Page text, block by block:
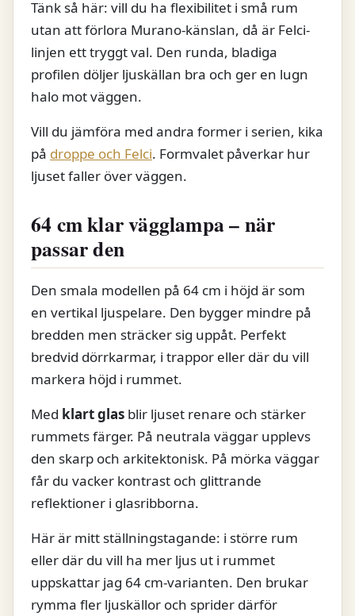
Tänk så här: vill du ha flexibilitet i små rum
utan att förlora Murano-känslan, då är Felci-
linjen ett tryggt val. Den runda, bladiga
profilen döljer ljuskällan bra och ger en lugn
halo mot väggen.
Vill du jämföra med andra former i serien, kika
på droppe och Felci. Formvalet påverkar hur
ljuset faller över väggen.
64 cm klar vägglampa – när
passar den
Den smala modellen på 64 cm i höjd är som
en vertikal ljuspelare. Den bygger mindre på
bredden men sträcker sig uppåt. Perfekt
bredvid dörrkarmar, i trappor eller där du vill
markera höjd i rummet.
Med klart glas blir ljuset renare och stärker
rummets färger. På neutrala väggar upplevs
den skarp och arkitektonisk. På mörka väggar
får du vacker kontrast och glittrande
reflektioner i glasribborna.
Här är mitt ställningstagande: i större rum
eller där du vill ha mer ljus ut i rummet
uppskattar jag 64 cm-varianten. Den brukar
rymma fler ljuskällor och sprider därför